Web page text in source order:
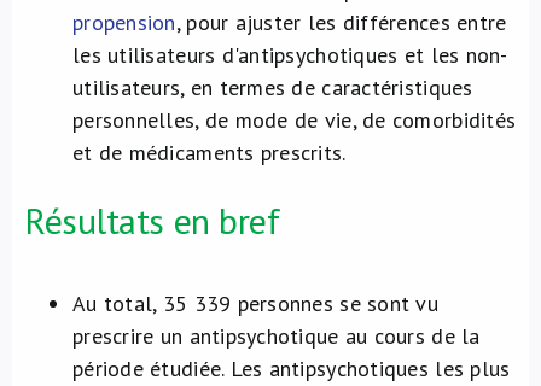
propension, pour ajuster les différences entre
les utilisateurs d'antipsychotiques et les non-
utilisateurs, en termes de caractéristiques
personnelles, de mode de vie, de comorbidités
et de médicaments prescrits.
Résultats en bref
Au total, 35 339 personnes se sont vu
prescrire un antipsychotique au cours de la
période étudiée. Les antipsychotiques les plus